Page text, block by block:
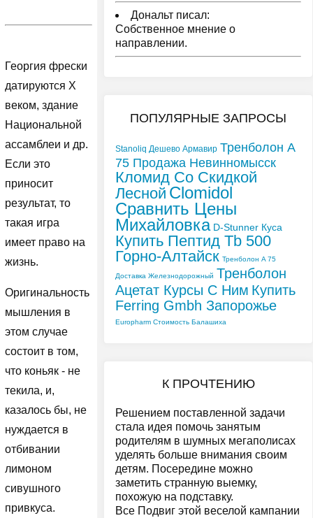
Георгия фрески
датируются Х
веком, здание
Национальной
ассамблеи и др.
Если это
приносит
результат, то
такая игра
имеет право на
жизнь.
Оригинальность
мышления в
этом случае
состоит в том,
что коньяк - не
текила, и,
казалось бы, не
нуждается в
отбивании
лимоном
сивушного
привкуса.
Дональт писал:
Собственное мнение о
направлении.
ПОПУЛЯРНЫЕ ЗАПРОСЫ
Stanoliq Дешево Армавир Тренболон A
75 Продажа Невинномысск
Кломид Со Скидкой
Лесной Clomidol
Сравнить Цены
Михайловка D-Stunner Куса
Купить Пептид Tb 500
Горно-Алтайск Тренболон A 75
Доставка Железнодорожный Тренболон
Ацетат Курсы С Ним Купить
Ferring Gmbh Запорожье
Europharm Стоимость Балашиха
К ПРОЧТЕНИЮ
Решением поставленной задачи
стала идея помочь занятым
родителям в шумных мегаполисах
уделять больше внимания своим
детям. Посередине можно
заметить странную выемку,
похожую на подставку.
Все Подвиг этой веселой кампании